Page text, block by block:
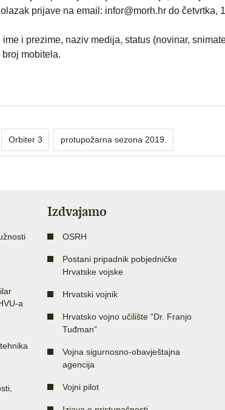
prijave na email: infor@morh.hr do četvrtka,
i prezime, naziv medija, status (novinar,
mobitela.
Orbiter 3 protupožarna sezona 2019.
a
Izdvajamo
OSRH
Postani pripadnik pobjedničke
Hrvatske vojske
Hrvatski vojnik
Hrvatsko vojno učilište “Dr. Franjo
Tuđman”
Vojna sigurnosno-obavještajna
agencija
Vojni pilot